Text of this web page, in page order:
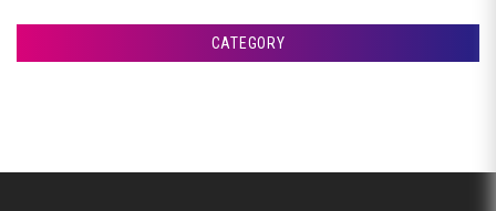
札幌市Ｗ様、エンジンオイル交換です♪
札幌市Ｈ様、ピットＩＮです♪
CATEGORY
美装